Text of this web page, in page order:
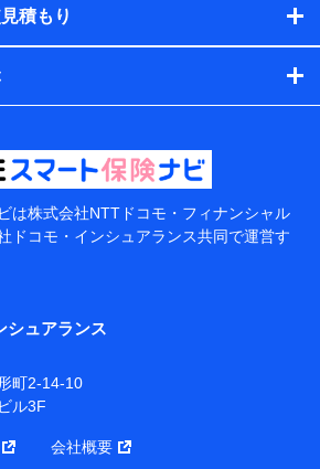
ため
ビスの実施のため
ーン等の実施のため
き・管理等付帯業務を行うため
り扱う各共同利用者（詳細は次のと
町2丁目11番1号 山王パークタワー
モ 代表取締役社長 前田 義晃
人形町2-14-10 アーバンネット日
社NTTドコモは、お客さまの情報
に定める行動原則を順守します 。
積もり
は株式会社NTTドコモ・フィナンシャル
ドコモ・インシュアランス共同で運営す
シュアランス
町2-14-10
ル3F
会社概要